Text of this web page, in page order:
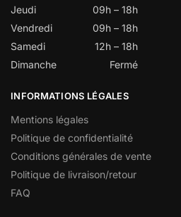
Jeudi
09h – 18h
Vendredi
09h – 18h
Samedi
12h – 18h
Dimanche
Fermé
INFORMATIONS LÉGALES
Mentions légales
Politique de confidentialité
Conditions générales de vente
Politique de livraison/retour
FAQ